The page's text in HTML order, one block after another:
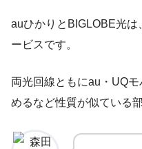
auひかりとBIGLOBE光は
ービスです。
両光回線ともにau・UQ
めるなど性質が似ている